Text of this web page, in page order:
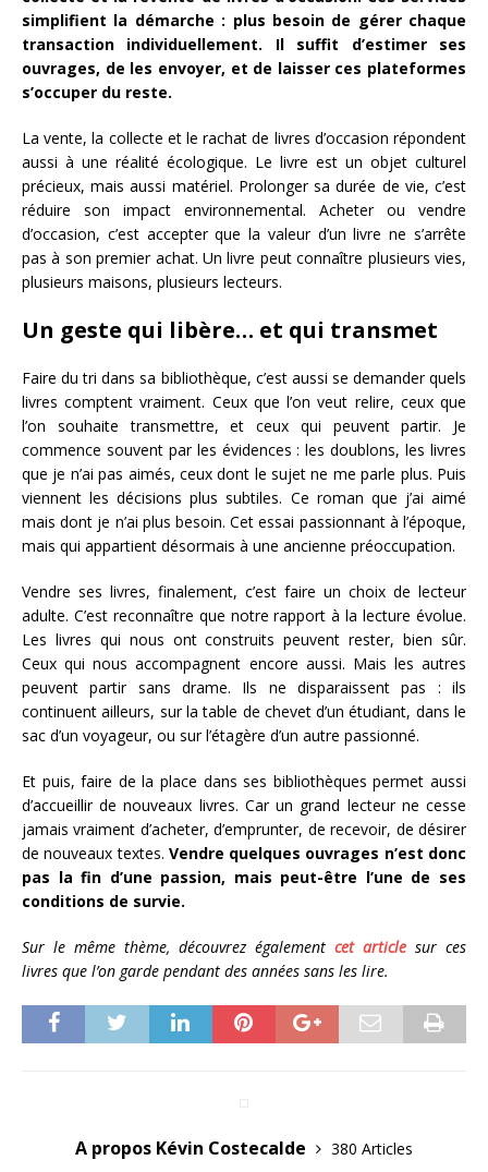
simplifient la démarche : plus besoin de gérer chaque
transaction individuellement. Il suffit d’estimer ses
ouvrages, de les envoyer, et de laisser ces plateformes
s’occuper du reste.
La vente, la collecte et le rachat de livres d’occasion répondent
aussi à une réalité écologique. Le livre est un objet culturel
précieux, mais aussi matériel. Prolonger sa durée de vie, c’est
réduire son impact environnemental. Acheter ou vendre
d’occasion, c’est accepter que la valeur d’un livre ne s’arrête
pas à son premier achat. Un livre peut connaître plusieurs vies,
plusieurs maisons, plusieurs lecteurs.
Un geste qui libère… et qui transmet
Faire du tri dans sa bibliothèque, c’est aussi se demander quels
livres comptent vraiment. Ceux que l’on veut relire, ceux que
l’on souhaite transmettre, et ceux qui peuvent partir. Je
commence souvent par les évidences : les doublons, les livres
que je n’ai pas aimés, ceux dont le sujet ne me parle plus. Puis
viennent les décisions plus subtiles. Ce roman que j’ai aimé
mais dont je n’ai plus besoin. Cet essai passionnant à l’époque,
mais qui appartient désormais à une ancienne préoccupation.
Vendre ses livres, finalement, c’est faire un choix de lecteur
adulte. C’est reconnaître que notre rapport à la lecture évolue.
Les livres qui nous ont construits peuvent rester, bien sûr.
Ceux qui nous accompagnent encore aussi. Mais les autres
peuvent partir sans drame. Ils ne disparaissent pas : ils
continuent ailleurs, sur la table de chevet d’un étudiant, dans le
sac d’un voyageur, ou sur l’étagère d’un autre passionné.
Et puis, faire de la place dans ses bibliothèques permet aussi
d’accueillir de nouveaux livres. Car un grand lecteur ne cesse
jamais vraiment d’acheter, d’emprunter, de recevoir, de désirer
de nouveaux textes. Vendre quelques ouvrages n’est donc
pas la fin d’une passion, mais peut-être l’une de ses
conditions de survie.
Sur le même thème, découvrez également cet article sur ces
livres que l’on garde pendant des années sans les lire.
A propos Kévin Costecalde
380 Articles